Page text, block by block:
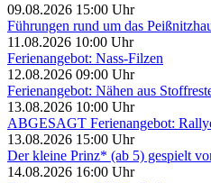
09.08.2026 15:00 Uhr
Führungen rund um das
11.08.2026 10:00 Uhr
Ferienangebot: Nass-Filzen
12.08.2026 09:00 Uhr
Ferienangebot: Nähen aus
13.08.2026 10:00 Uhr
ABGESAGT Ferienangebot:
13.08.2026 15:00 Uhr
Der kleine Prinz* (ab 5) gespielt
14.08.2026 16:00 Uhr